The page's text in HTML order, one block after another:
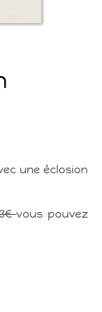
une éclosion
vous pouvez